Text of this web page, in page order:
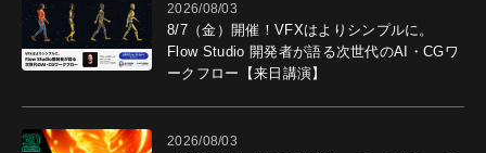
2026/08/03
8/7（金）開催！VFXはよりシンプルに。
Flow Studio 開発者が語る次世代のAI・CGワ
ークフロー【来日講演】
2026/08/03